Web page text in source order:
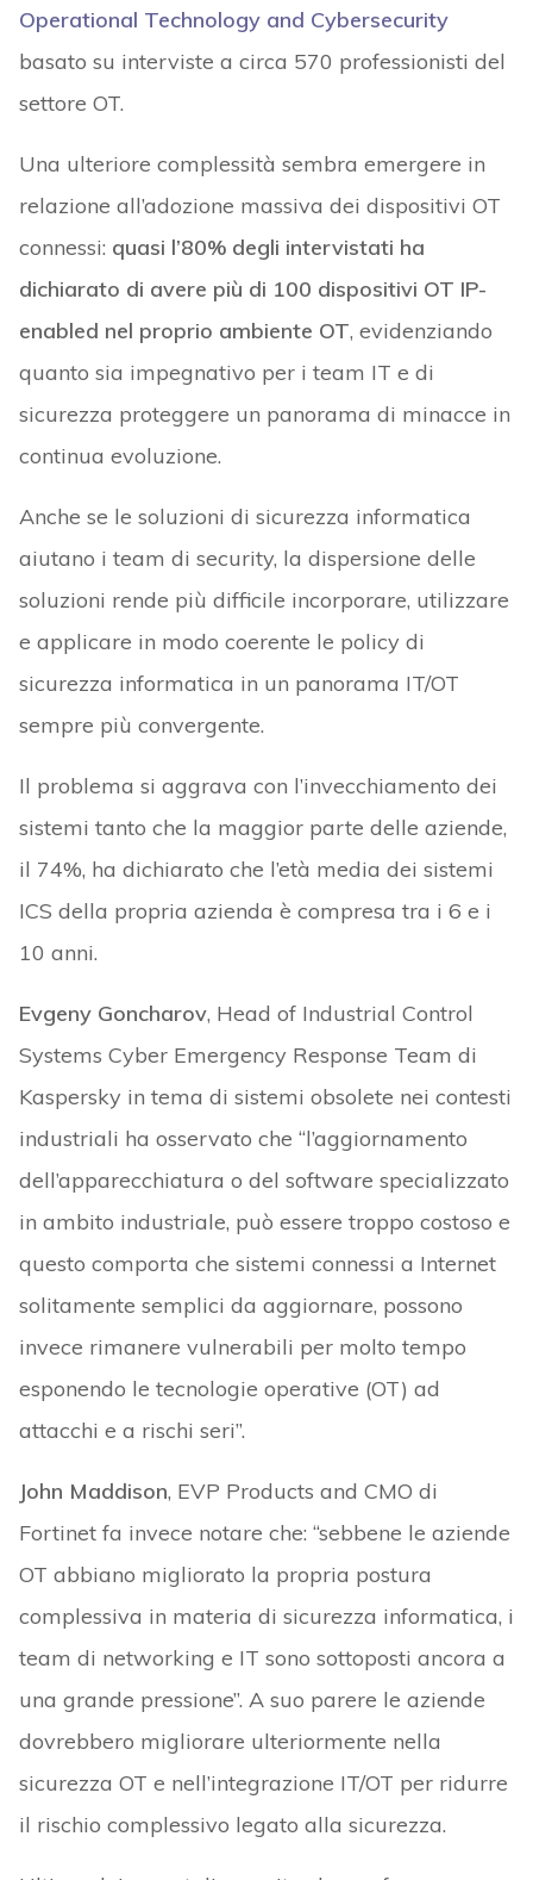
Operational Technology and Cybersecurity
basato su interviste a circa 570 professionisti del
settore OT.
Una ulteriore complessità sembra emergere in
relazione all’adozione massiva dei dispositivi OT
connessi: quasi l’80% degli intervistati ha
dichiarato di avere più di 100 dispositivi OT IP-
enabled nel proprio ambiente OT, evidenziando
quanto sia impegnativo per i team IT e di
sicurezza proteggere un panorama di minacce in
continua evoluzione.
Anche se le soluzioni di sicurezza informatica
aiutano i team di security, la dispersione delle
soluzioni rende più difficile incorporare, utilizzare
e applicare in modo coerente le policy di
sicurezza informatica in un panorama IT/OT
sempre più convergente.
Il problema si aggrava con l’invecchiamento dei
sistemi tanto che la maggior parte delle aziende,
il 74%, ha dichiarato che l’età media dei sistemi
ICS della propria azienda è compresa tra i 6 e i
10 anni.
Evgeny Goncharov, Head of Industrial Control
Systems Cyber Emergency Response Team di
Kaspersky in tema di sistemi obsolete nei contesti
industriali ha osservato che “l’aggiornamento
dell’apparecchiatura o del software specializzato
in ambito industriale, può essere troppo costoso e
questo comporta che sistemi connessi a Internet
solitamente semplici da aggiornare, possono
invece rimanere vulnerabili per molto tempo
esponendo le tecnologie operative (OT) ad
attacchi e a rischi seri”.
John Maddison, EVP Products and CMO di
Fortinet fa invece notare che: “sebbene le aziende
OT abbiano migliorato la propria postura
complessiva in materia di sicurezza informatica, i
team di networking e IT sono sottoposti ancora a
una grande pressione”. A suo parere le aziende
dovrebbero migliorare ulteriormente nella
sicurezza OT e nell’integrazione IT/OT per ridurre
il rischio complessivo legato alla sicurezza.